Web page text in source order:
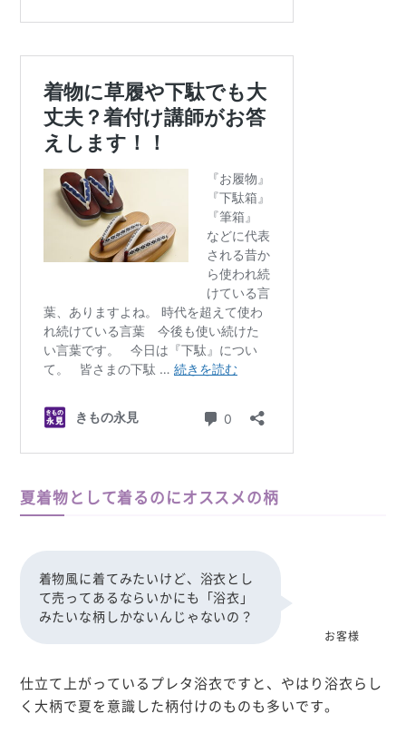
夏着物として着るのにオススメの柄
お客様
着物風に着てみたいけど、浴衣とし
て売ってあるならいかにも「浴衣」
みたいな柄しかないんじゃないの？
仕立て上がっているプレタ浴衣ですと、やはり浴衣らし
く大柄で夏を意識した柄付けのものも多いです。